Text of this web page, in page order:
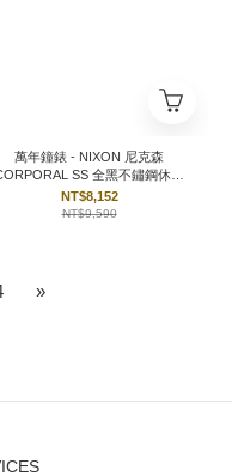
萬年鐘錶 - NIXON 尼克森
SS 全黑不鏽鋼休閒
男錶 A346-957 錶徑48MM
NT$8,152
NT$9,590
»